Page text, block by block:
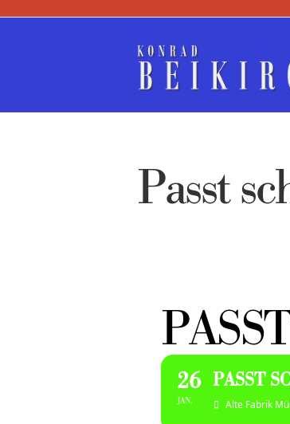
Passt
26
JAN.
PASST
Alte Fabrik